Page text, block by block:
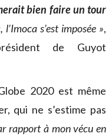
bien faire un tour
, l’Imoca s’est imposée »,
de Guyot
2020 est même
qui ne s’estime pas
rapport à mon vécu en